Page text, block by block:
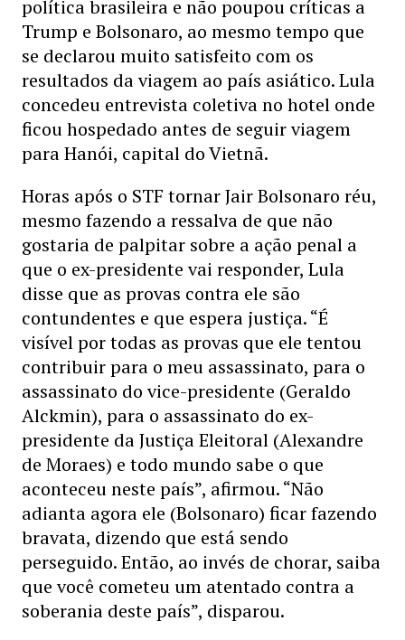
política brasileira e não poupou críticas a
Trump e Bolsonaro, ao mesmo tempo que
se declarou muito satisfeito com os
resultados da viagem ao país asiático. Lula
concedeu entrevista coletiva no hotel onde
ficou hospedado antes de seguir viagem
para Hanói, capital do Vietnã.
Horas após o STF tornar Jair Bolsonaro réu,
mesmo fazendo a ressalva de que não
gostaria de palpitar sobre a ação penal a
que o ex-presidente vai responder, Lula
disse que as provas contra ele são
contundentes e que espera justiça. “É
visível por todas as provas que ele tentou
contribuir para o meu assassinato, para o
assassinato do vice-presidente (Geraldo
Alckmin), para o assassinato do ex-
presidente da Justiça Eleitoral (Alexandre
de Moraes) e todo mundo sabe o que
aconteceu neste país”, afirmou. “Não
adianta agora ele (Bolsonaro) ficar fazendo
bravata, dizendo que está sendo
perseguido. Então, ao invés de chorar, saiba
que você cometeu um atentado contra a
soberania deste país”, disparou.